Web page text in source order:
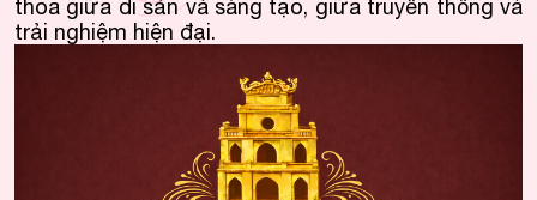
thoa giữa di sản và sáng tạo, giữa truyền thống và
trải nghiệm hiện đại.